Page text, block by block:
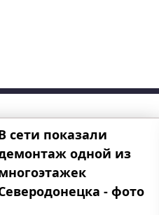
сети показали
одной из
- фото